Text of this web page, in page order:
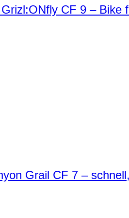
CF 9 – Bike
Grail CF 7 –